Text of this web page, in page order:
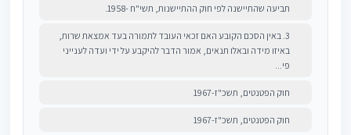
תביעה שהתיישנה לפי חוק ההתיישנות, תשי"ח -1958.
3. באין הסכם הקובע האם זכאי העובד לתמורה בעד אמצאת שרות,
באיזו מידה ובאלו תנאים, אמור הדבר להיקבע על ידי ועדה לענייני
פי...
חוק הפטנטים, תשכ"ז-1967
חוק הפטנטים, תשכ"ז-1967